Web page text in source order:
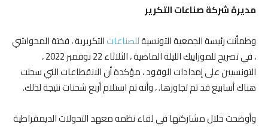
مديرة شركة صناعات التكرير
وطمأنت رئيسة الجمعية التونسيةللصناعاتالتكريرية ، فختة المحواشي
، في تصريح للموزاييك الليلة الماضية ، الثلاثاء 22 نوفمبر 2022 ،
التونسيين على إمدادات الوقود ، مؤكدة أن الانقطاعات التي سجلت
هناك أسابيع قد تم تجاوزها. ، وأنه تم استلام أربع شحنات نتيجة لذلك.
وأوضحت خلال مشاركتها في لقاء نظمه معهد التحولات الديمقراطية